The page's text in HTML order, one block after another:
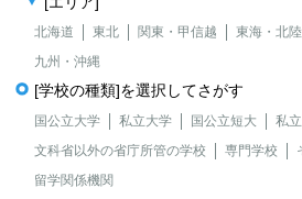
北海道 東北 関東・甲信越 東海・北陸
九州・沖縄
[学校の種類]を選択してさがす
国公立大学 私立大学 国公立短大 私
文科省以外の省庁所管の学校
専門学校
留学関係機関